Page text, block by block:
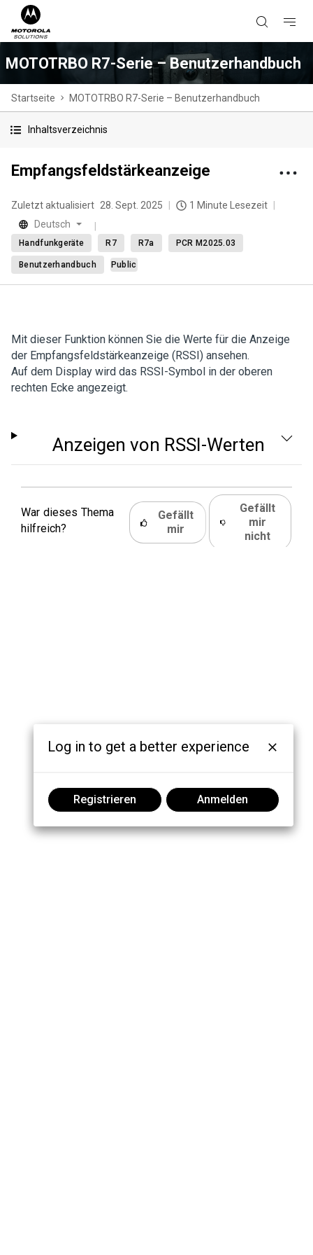
MOTOTRBO R7-Serie – Benutzerhandbuch
Startseite MOTOTRBO R7-Serie – Benutzerhandbuch
Inhaltsverzeichnis
Empfangsfeldstärkeanzeige
Zuletzt aktualisiert 28. Sept. 2025
1 Minute Lesezeit
Deutsch
Handfunkgeräte R7 R7a PCR M2025.03
Benutzerhandbuch Public
Mit dieser Funktion können Sie die Werte für die Anzeige
der Empfangsfeldstärkeanzeige (RSSI) ansehen.
Auf dem Display wird das RSSI-Symbol in der oberen
rechten Ecke angezeigt.
Anzeigen von RSSI-Werten
War dieses Thema
hilfreich?
Gefällt
mir
Gefällt
mir
nicht
Log in to get a better experience
Registrieren Anmelden